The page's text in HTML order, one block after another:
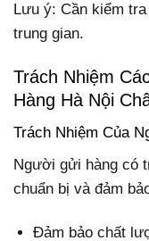
Lưu ý: Cần kiểm
trung gian.
Trách Nhiệm
Hàng Hà Nội
Trách Nhiệm Của
Người gửi hàng có
chuẩn bị và đảm
Đảm bảo chất